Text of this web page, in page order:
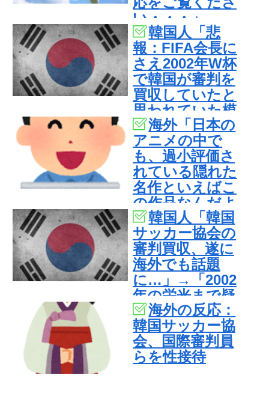
い・・・」
→「」
韓国人「悲
報：FIFA会長に
さえ2002年W杯
で韓国が審判を
買収していたと
思われていた模
様…（ﾌﾞﾙﾌﾞﾙ」
＝韓国の反応
海外「日本の
アニメの中で
も、過小評価さ
れている隠れた
名作といえばこ
の作品なんだよ
ね・・・！」
【海外の反応】
韓国人「韓国
サッカー協会の
審判買収、遂に
海外でも話題
に…」→「2002
年の栄光まで疑
われる…（ﾌﾞﾙﾌﾞ
ﾙ」＝韓国の反応
海外の反応：
韓国サッカー協
会、国際審判員
らを性接待